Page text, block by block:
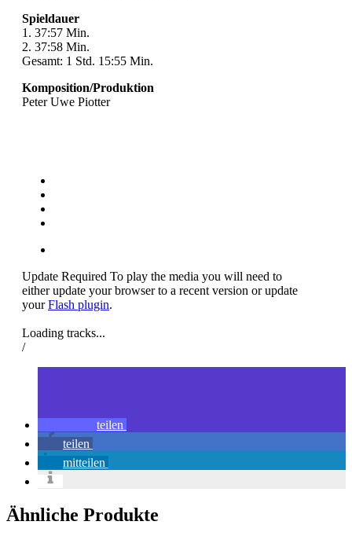
Spieldauer
1. 37:57 Min.
2. 37:58 Min.
Gesamt: 1 Std. 15:55 Min.
Komposition/Produktion
Peter Uwe Piotter
Update Required To play the media you will need to
either update your browser to a recent version or update
yourFlash plugin.
Loading tracks...
/
teilen
teilen
mitteilen
Ähnliche Produkte